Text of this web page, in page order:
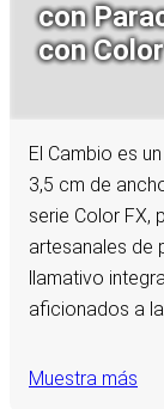
con
con
El Cambio es
3,5 cm de
serie Color FX,
artesanales de
llamativo
aficionados a
Muestra más